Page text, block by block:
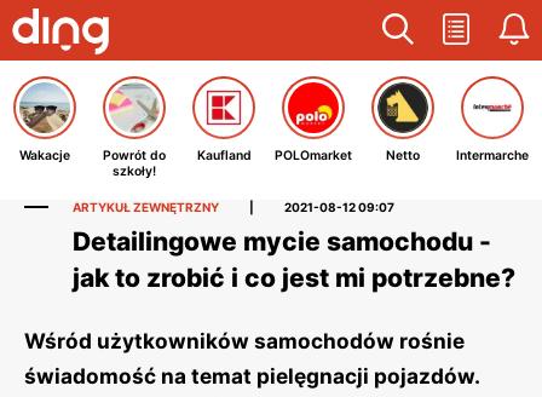
Wakacje
Powrót do
szkoły!
Kaufland POLOmarket Netto Intermarche
ARTYKUŁ ZEWNĘTRZNY 2021-08-12 09:07
Detailingowe mycie samochodu -
jak to zrobić i co jest mi potrzebne?
Wśród użytkowników samochodów rośnie
świadomość na temat pielęgnacji pojazdów.